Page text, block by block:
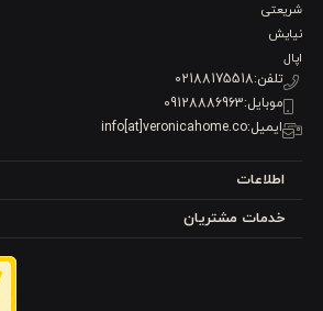
شریعتی
نیایش
اپال
تلفن:02188175518
موبایل:09128886963
ایمیل:info[at]veronicahome.co
اطلاعات
خدمات مشتریان